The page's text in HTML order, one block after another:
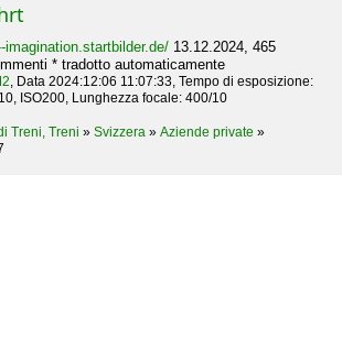
imagination.startbilder.de/ 13.12.2024, 465
* tradotto automaticamente
, Data 2024:12:06 11:07:33, Tempo di esposizione:
ISO200, Lunghezza focale: 400/10
Treni, Treni » Svizzera » Aziende private »